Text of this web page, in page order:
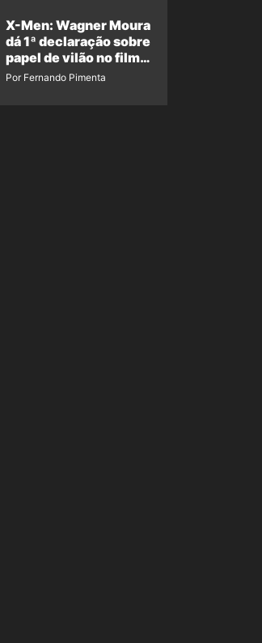
X-Men: Wagner Moura
dá 1ª declaração sobre
papel de vilão no filme
da Marvel
Por Fernando Pimenta